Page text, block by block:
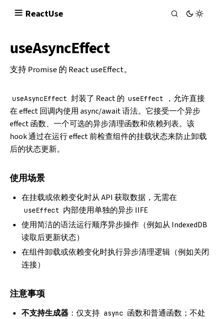
ReactUse
useAsyncEffect
支持 Promise 的 React useEffect。
useAsyncEffect 封装了 React 的 useEffect
，允许直接
在 effect 回调内使用 async/await 语法。它接受一个异步
effect 函数、一个可选的异步清理函数和依赖列表。该
hook 通过在运行 effect 前检查组件的挂载状态来防止卸载
后的状态更新。
使用场景
在挂载或依赖变化时从 API 获取数据，无需在
useEffect 内部使用单独的异步 IIFE
使用简洁的语法运行顺序异步操作（例如从 IndexedDB
读取后更新状态）
在组件卸载或依赖变化时执行异步清理逻辑（例如关闭
连接）
注意事项
不支持生成器 ：仅支持 async 函数和普通函数；不处